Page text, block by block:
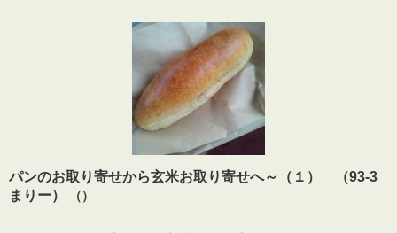
パンのお取り寄せから玄米お取り寄せへ～（１） （93-3
まりー）
（）